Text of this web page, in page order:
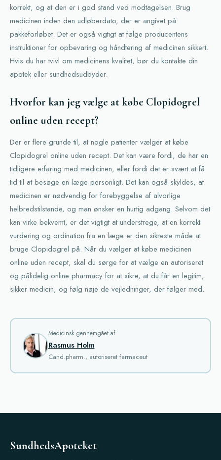
korrekt, og at den er i god stand ved modtagelsen. Brug
medicinen inden den udløberdato, der er angivet på
pakkeforløbet. Det er også vigtigt at følge producentens
instruktioner for opbevaring og håndtering af medicinen sikkert.
Hvis du har tvivl om medicinens kvalitet, bør du kontakte din
apotek eller sundhedsudbyder.
Hvorfor kan jeg vælge at købe Clopidogrel
online uden recept?
Der er flere grunde til, at nogle patienter vælger at købe
Clopidogrel online uden recept. Det kan være fordi, de har en
tidligere erfaring med medicinen, eller fordi det er svært at få
tid til at besøge en læge personligt. Det kan også skyldes, at
medicinen er nødvendig for forebyggelse af alvorlige
helbredstilstande, og man ønsker en hurtig adgang. Selvom det
kan virke bekvemt, er det vigtigt at understrege, at en korrekt
vurdering og ordination fra en læge er den sikreste måde at
bruge Clopidogrel på. Når du vælger at købe medicinen
online uden recept, skal du sørge for at vælge en autoriseret
og pålidelig online pharmacy for at sikre, at du får en legitim,
sikker medicin, og følg nøje de vejledninger, der følger med.
Medicinsk gennemgået af
Rasmus Holm
Cand.pharm., autoriseret farmaceut
SundhedsApoteket